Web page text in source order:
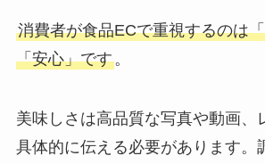
消費者が食品ECで重視するのは
「安心」です。
美味しさは高品質な写真や動画、
具体的に伝える必要があります。